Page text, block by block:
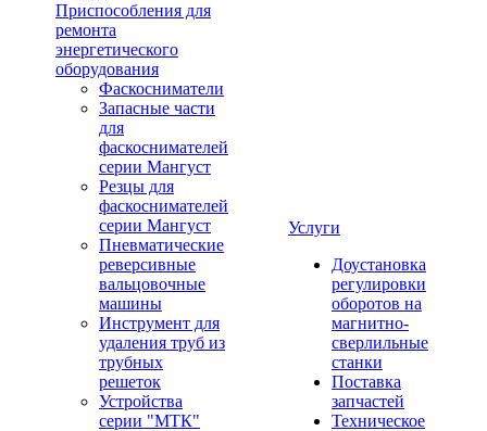
Приспособления для
ремонта
энергетического
оборудования
Фаскосниматели
Запасные части
для
фаскоснимателей
серии Мангуст
Резцы для
фаскоснимателей
серии Мангуст
Пневматические
реверсивные
вальцовочные
машины
Инструмент для
удаления труб из
трубных
решеток
Устройства
серии "МТК"
Услуги
Доустановка
регулировки
оборотов на
магнитно-
сверлильные
станки
Поставка
запчастей
Техническое